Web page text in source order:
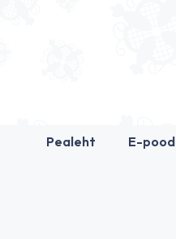
Pealeht E-pood